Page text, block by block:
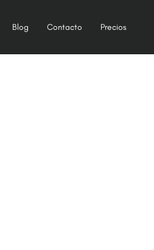
Blog Contacto Precios